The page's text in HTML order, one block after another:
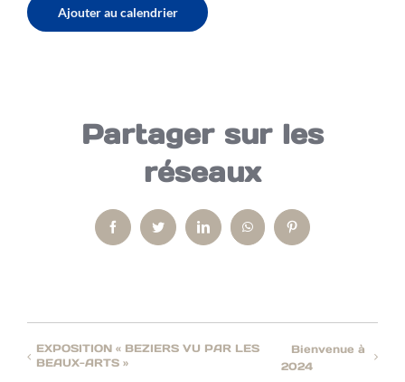
Ajouter au calendrier
Partager sur les
réseaux
FacebookTwitter LinkedInWhatsAppPinterest
EXPOSITION « BEZIERS VU PAR LES
BEAUX-ARTS »
Bienvenue à
2024